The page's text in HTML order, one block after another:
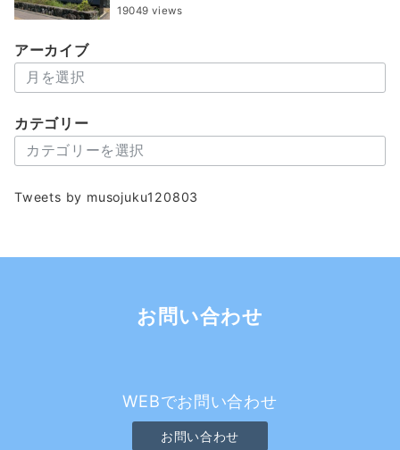
19049 views
アーカイブ
ー
イ
カテゴリー
テ
リ
Tweets by musojuku120803
お問い合わせ
WEBでお問い合わせ
お問い合わせ